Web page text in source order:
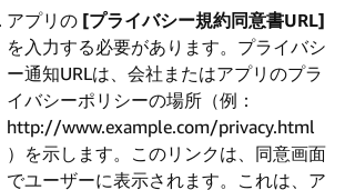
アプリの [プライバシー規約同意書URL]
を入力する必要があります。プライバシ
ー通知URLは、会社またはアプリのプラ
イバシーポリシーの場所（例：
http://www.example.com/privacy.html
）を示します。このリンクは、同意画面
でユーザーに表示されます。これは、ア